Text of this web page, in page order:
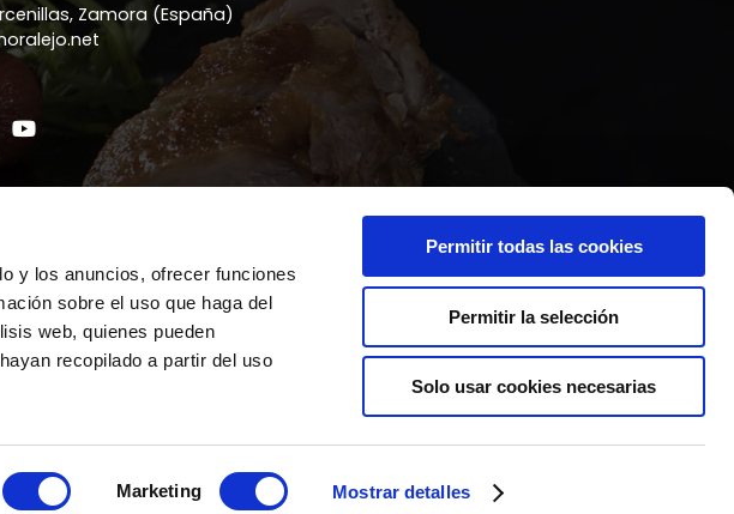
y los anuncios, ofrecer funciones
sobre el uso que haga del
web, quienes pueden
recopilado a partir del uso
Marketing Mostrar detalles
Permitir todas las cookies
Permitir la selección
Solo usar cookies necesarias
Zamora (España)